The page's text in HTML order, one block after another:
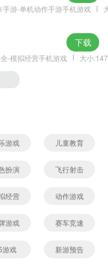
游-单机动作手游手机游戏
-模拟经营手机游戏 大小
下载
游戏 儿童教育
扮演 飞行射击
经营 动作游戏
游戏 赛车竞速
游戏 新游预告